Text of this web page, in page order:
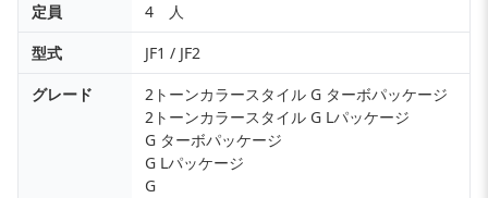
定員
4 人
型式
JF1 / JF2
グレード
2トーンカラースタイル G ターボパッケージ
2トーンカラースタイル G Lパッケージ
G ターボパッケージ
G Lパッケージ
G